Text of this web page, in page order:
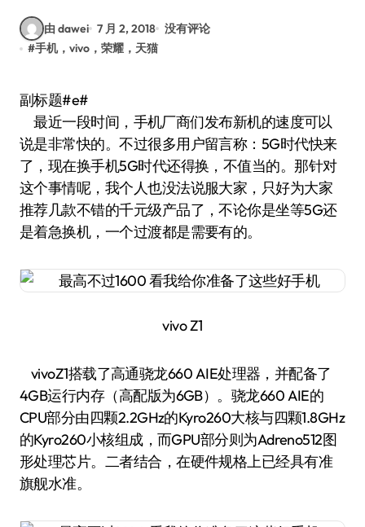
由 dawei 7 月 2, 2018 没有评论
#手机，vivo，荣耀，天猫
副标题#e#
最近一段时间，手机厂商们发布新机的速度可以
说是非常快的。不过很多用户留言称：5G时代快来
了，现在换手机5G时代还得换，不值当的。那针对
这个事情呢，我个人也没法说服大家，只好为大家
推荐几款不错的千元级产品了，不论你是坐等5G还
是着急换机，一个过渡都是需要有的。
vivo Z1
vivoZ1搭载了高通骁龙660 AIE处理器，并配备了
4GB运行内存（高配版为6GB）。骁龙660 AIE的
CPU部分由四颗2.2GHz的Kyro260大核与四颗1.8GHz
的Kyro260小核组成，而GPU部分则为Adreno512图
形处理芯片。二者结合，在硬件规格上已经具有准
旗舰水准。